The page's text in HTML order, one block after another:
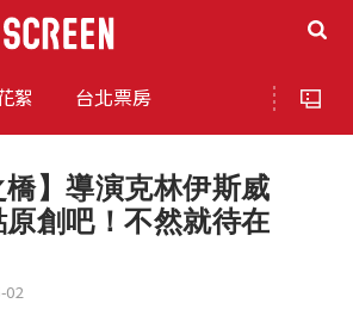
絮 台北票房
橋】導演克林伊斯威
創吧！不然就待在
02